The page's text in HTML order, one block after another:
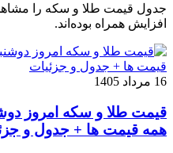
جدول قیمت طلا و سکه را
افزایش همراه بوده‌اند.
16 مرداد 1405
همه قیمت ها + جدول و